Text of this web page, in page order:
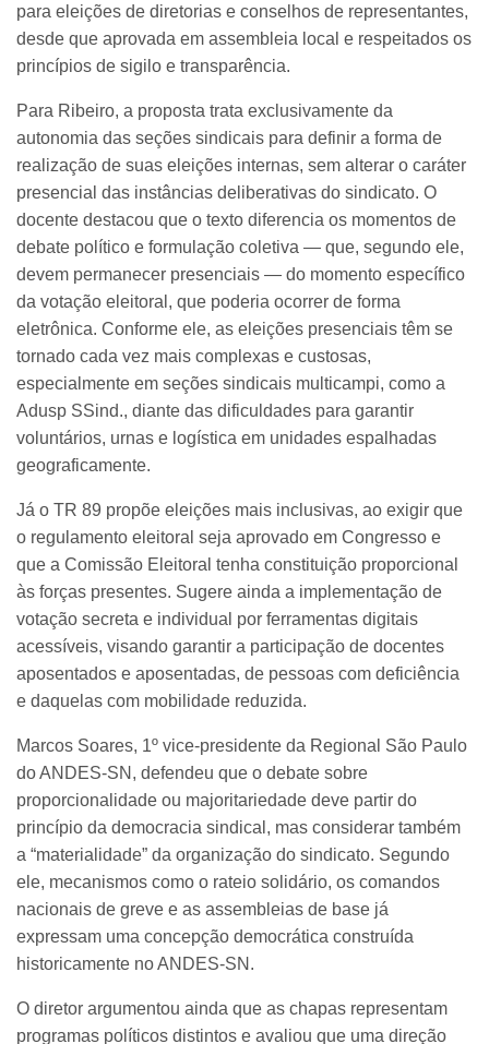
para eleições de diretorias e conselhos de representantes,
desde que aprovada em assembleia local e respeitados os
princípios de sigilo e transparência.
Para Ribeiro, a proposta trata exclusivamente da
autonomia das seções sindicais para definir a forma de
realização de suas eleições internas, sem alterar o caráter
presencial das instâncias deliberativas do sindicato. O
docente destacou que o texto diferencia os momentos de
debate político e formulação coletiva — que, segundo ele,
devem permanecer presenciais — do momento específico
da votação eleitoral, que poderia ocorrer de forma
eletrônica. Conforme ele, as eleições presenciais têm se
tornado cada vez mais complexas e custosas,
especialmente em seções sindicais multicampi, como a
Adusp SSind., diante das dificuldades para garantir
voluntários, urnas e logística em unidades espalhadas
geograficamente.
Já o TR 89 propõe eleições mais inclusivas, ao exigir que
o regulamento eleitoral seja aprovado em Congresso e
que a Comissão Eleitoral tenha constituição proporcional
às forças presentes. Sugere ainda a implementação de
votação secreta e individual por ferramentas digitais
acessíveis, visando garantir a participação de docentes
aposentados e aposentadas, de pessoas com deficiência
e daquelas com mobilidade reduzida.
Marcos Soares, 1º vice-presidente da Regional São Paulo
do ANDES-SN, defendeu que o debate sobre
proporcionalidade ou majoritariedade deve partir do
princípio da democracia sindical, mas considerar também
a “materialidade” da organização do sindicato. Segundo
ele, mecanismos como o rateio solidário, os comandos
nacionais de greve e as assembleias de base já
expressam uma concepção democrática construída
historicamente no ANDES-SN.
O diretor argumentou ainda que as chapas representam
programas políticos distintos e avaliou que uma direção